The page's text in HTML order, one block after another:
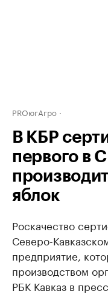
PROюгАгро
В КБР
первого в
яблок
Роскачество
Северо-
предприятие,
производством
РБК Кавказ в